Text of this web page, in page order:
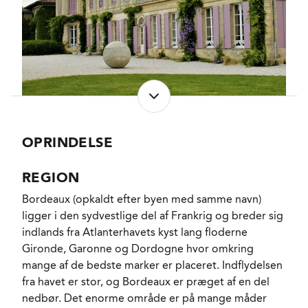
klassificeret som Moulis.
Alle stilke fjernes inden druerne knuses ganske let
og gærer parcel for parcel i en blanding af rustfri stål
og glaserede betontanke. Den endelige vin
sammenstikkes i januar og modner herefter 14 på
fade hvoraf 40% fornys hvert år. Herefter klares vinen
hvorefter den tappes på flaske.
En mørk og pulserende vin med herlige sorte
når vinen får lidt tid eller slynges i familiens største
glas. Siden ankommer subtile noter af vanilje, røg og
pibetobak fra fadlagringen samt et lille strejf af
solbærmarmelade. Saftig og til den elegante side
med smidige silkeagtige tanniner, der bidrager til
vinens fint friske finish.
OPRINDELSE
REGION
Bordeaux (opkaldt efter byen med samme navn)
ligger i den sydvestlige del af Frankrig og breder sig
indlands fra Atlanterhavets kyst lang floderne
Gironde, Garonne og Dordogne hvor omkring
mange af de bedste marker er placeret. Indflydelsen
fra havet er stor, og Bordeaux er præget af en del
nedbør. Det enorme område er på mange måder